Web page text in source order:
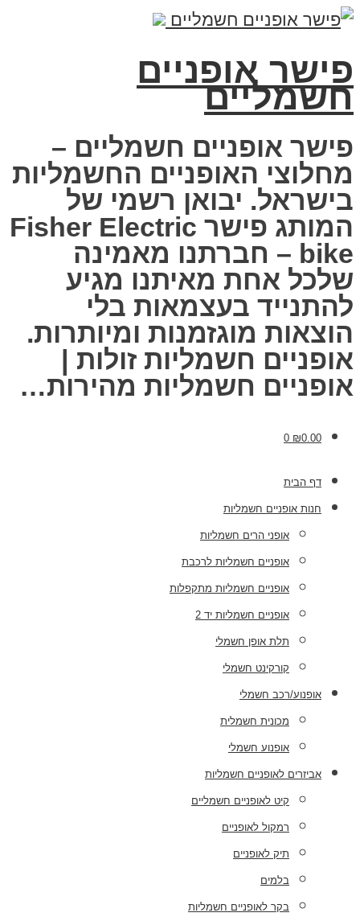
פישר אופניים
חשמליים
פישר אופניים חשמליים –
מחלוצי האופניים החשמליות
בישראל. יבואן רשמי של
המותג פישר Fisher Electric
bike – חברתנו מאמינה
שלכל אחת מאיתנו מגיע
להתנייד בעצמאות בלי
הוצאות מוגזמנות ומיותרות.
אופניים חשמליות זולות |
אופניים חשמליות מהירות…
₪0.00
0
דף הבית
חנות אופניים חשמליות
אופני הרים חשמליות
אופניים חשמליות לרכבת
אופניים חשמליות מתקפלות
אופניים חשמליות יד 2
תלת אופן חשמלי
קורקינט חשמלי
אופנוע/רכב חשמלי
מכונית חשמלית
אופנוע חשמלי
אביזרים לאופניים חשמליות
קיט לאופניים חשמליים
רמקול לאופניים
תיק לאופניים
בלמים
בקר לאופניים חשמליות